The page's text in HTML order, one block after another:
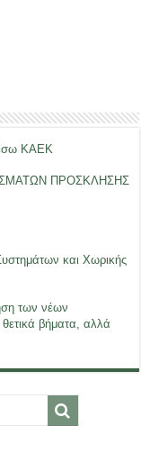
ΚΑΕΚ
ΠΡΟΣΚΛΗΣΗΣ
και Χωρικής
των νέων
βήματα, αλλά